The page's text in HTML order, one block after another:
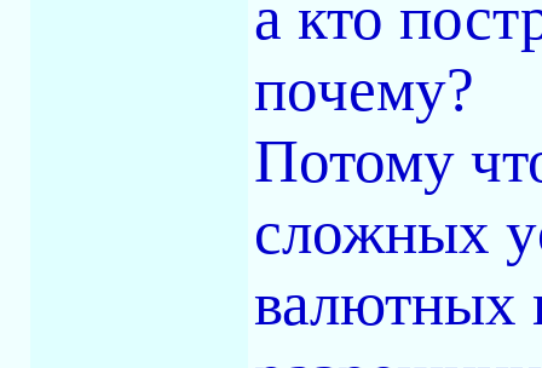
а кто
почему?
Потому
сложных
валютных